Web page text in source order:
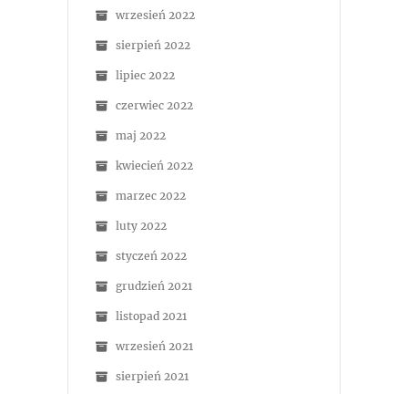
wrzesień 2022
sierpień 2022
lipiec 2022
czerwiec 2022
maj 2022
kwiecień 2022
marzec 2022
luty 2022
styczeń 2022
grudzień 2021
listopad 2021
wrzesień 2021
sierpień 2021